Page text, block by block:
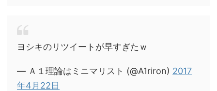
ヨシキのリツイートが早すぎたｗ
— Ａ１理論はミニマリスト (@A1riron) 2017
年4月22日